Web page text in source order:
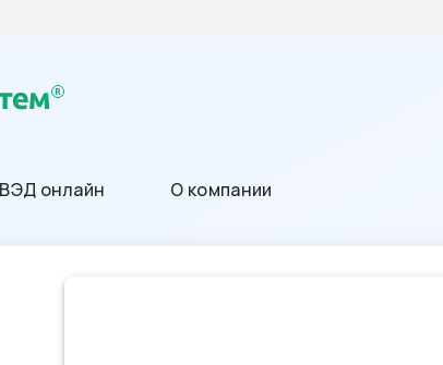
ВЭД онлайн О компании